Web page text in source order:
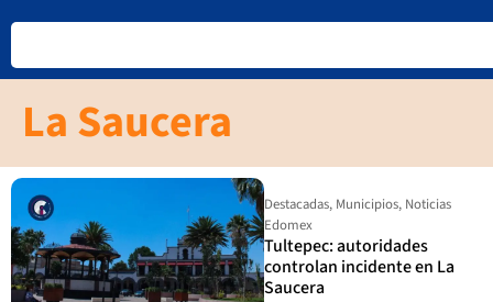
La Saucera
Destacadas, Municipios, Noticias
Edomex
Tultepec: autoridades
controlan incidente en La
Saucera